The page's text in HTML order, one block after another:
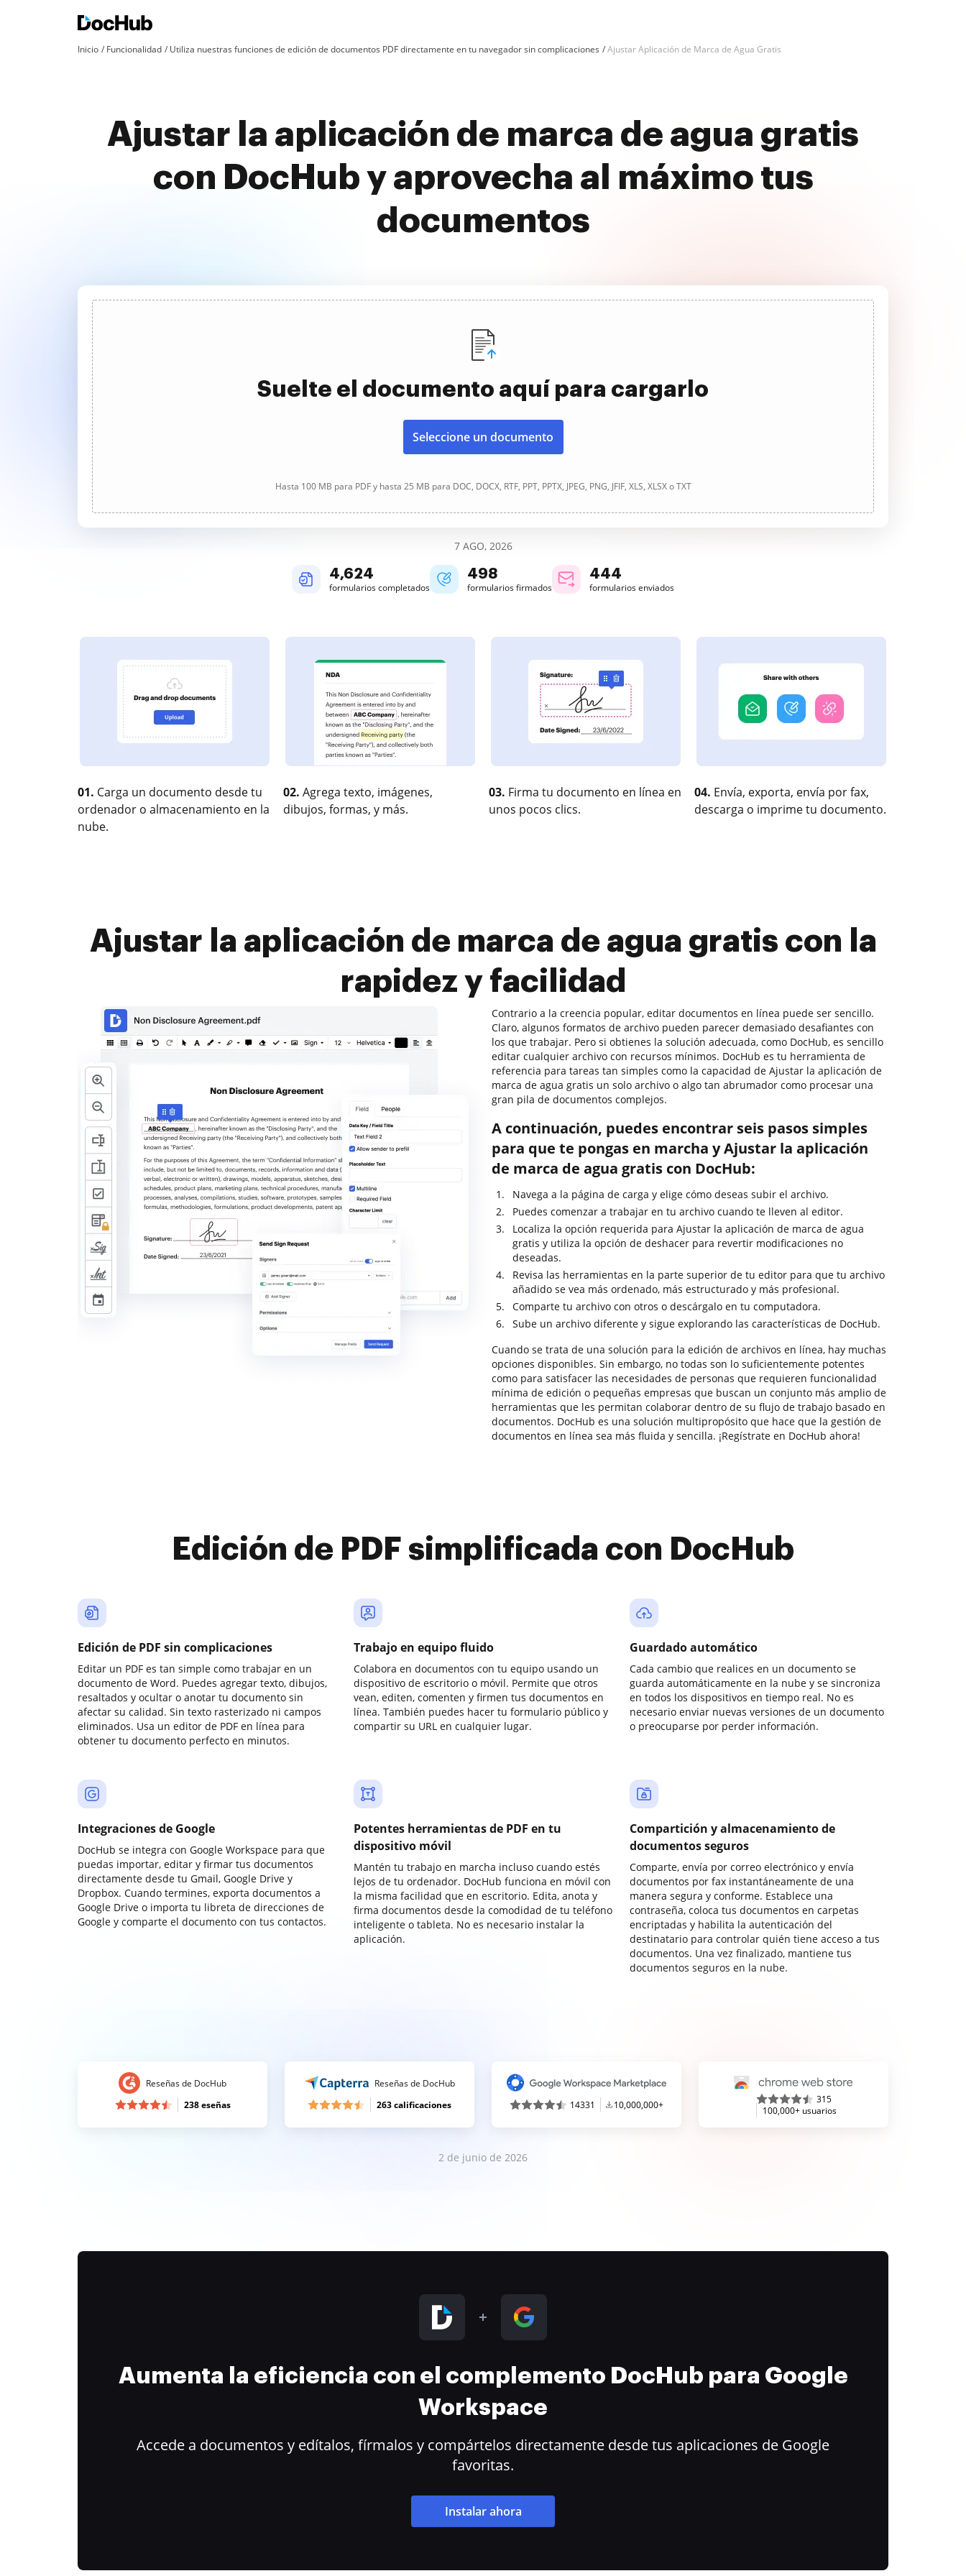
Inicio Funcionalidad Utiliza nuestras funciones de edición de documentos PDF directamente en tu navegador sin complicaciones Ajustar Aplicación de Marca de Agua Gratis
Ajustar la aplicación de marca de agua gratis
con DocHub y aprovecha al máximo tus
documentos
Suelte el documento aquí para cargarlo
Seleccione un documento
Hasta 100 MB para PDF y hasta 25 MB para DOC, DOCX, RTF, PPT, PPTX, JPEG, PNG, JFIF, XLS, XLSX o TXT
7 AGO, 2026
4,625
formularios completados
498
formularios firmados
444
formularios enviados
01. Carga un documento desde tu
ordenador o almacenamiento en la
nube.
02. Agrega texto, imágenes,
dibujos, formas, y más.
03. Firma tu documento en línea en
unos pocos clics.
04. Envía, exporta, envía por fax,
descarga o imprime tu documento.
Ajustar la aplicación de marca de agua gratis con la
rapidez y facilidad
Contrario a la creencia popular, editar documentos en línea puede ser sencillo.
Claro, algunos formatos de archivo pueden parecer demasiado desafiantes con
los que trabajar. Pero si obtienes la solución adecuada, como DocHub, es sencillo
editar cualquier archivo con recursos mínimos. DocHub es tu herramienta de
referencia para tareas tan simples como la capacidad de Ajustar la aplicación de
marca de agua gratis un solo archivo o algo tan abrumador como procesar una
gran pila de documentos complejos.
A continuación, puedes encontrar seis pasos simples
para que te pongas en marcha y Ajustar la aplicación
de marca de agua gratis con DocHub:
Navega a la página de carga y elige cómo deseas subir el archivo.
Puedes comenzar a trabajar en tu archivo cuando te lleven al editor.
Localiza la opción requerida para Ajustar la aplicación de marca de agua
gratis y utiliza la opción de deshacer para revertir modificaciones no
deseadas.
Revisa las herramientas en la parte superior de tu editor para que tu archivo
añadido se vea más ordenado, más estructurado y más profesional.
Comparte tu archivo con otros o descárgalo en tu computadora.
Sube un archivo diferente y sigue explorando las características de DocHub.
Cuando se trata de una solución para la edición de archivos en línea, hay muchas
opciones disponibles. Sin embargo, no todas son lo suficientemente potentes
como para satisfacer las necesidades de personas que requieren funcionalidad
mínima de edición o pequeñas empresas que buscan un conjunto más amplio de
herramientas que les permitan colaborar dentro de su flujo de trabajo basado en
documentos. DocHub es una solución multipropósito que hace que la gestión de
documentos en línea sea más fluida y sencilla. ¡Regístrate en DocHub ahora!
Edición de PDF simplificada con DocHub
Edición de PDF sin complicaciones
Editar un PDF es tan simple como trabajar en un
documento de Word. Puedes agregar texto, dibujos,
resaltados y ocultar o anotar tu documento sin
afectar su calidad. Sin texto rasterizado ni campos
eliminados. Usa un editor de PDF en línea para
obtener tu documento perfecto en minutos.
Trabajo en equipo fluido
Colabora en documentos con tu equipo usando un
dispositivo de escritorio o móvil. Permite que otros
vean, editen, comenten y firmen tus documentos en
línea. También puedes hacer tu formulario público y
compartir su URL en cualquier lugar.
Guardado automático
Cada cambio que realices en un documento se
guarda automáticamente en la nube y se sincroniza
en todos los dispositivos en tiempo real. No es
necesario enviar nuevas versiones de un documento
o preocuparse por perder información.
Integraciones de Google
DocHub se integra con Google Workspace para que
puedas importar, editar y firmar tus documentos
directamente desde tu Gmail, Google Drive y
Dropbox. Cuando termines, exporta documentos a
Google Drive o importa tu libreta de direcciones de
Google y comparte el documento con tus contactos.
Potentes herramientas de PDF en tu
dispositivo móvil
Mantén tu trabajo en marcha incluso cuando estés
lejos de tu ordenador. DocHub funciona en móvil con
la misma facilidad que en escritorio. Edita, anota y
firma documentos desde la comodidad de tu teléfono
inteligente o tableta. No es necesario instalar la
aplicación.
Compartición y almacenamiento de
documentos seguros
Comparte, envía por correo electrónico y envía
documentos por fax instantáneamente de una
manera segura y conforme. Establece una
contraseña, coloca tus documentos en carpetas
encriptadas y habilita la autenticación del
destinatario para controlar quién tiene acceso a tus
documentos. Una vez finalizado, mantiene tus
documentos seguros en la nube.
Reseñas de DocHub
238 eseñas
Reseñas de DocHub
263 calificaciones
14331 10,000,000+
315
100,000+ usuarios
2 de junio de 2026
Aumenta la eficiencia con el complemento DocHub para Google
Workspace
Accede a documentos y edítalos, fírmalos y compártelos directamente desde tus aplicaciones de Google
favoritas.
Instalar ahora